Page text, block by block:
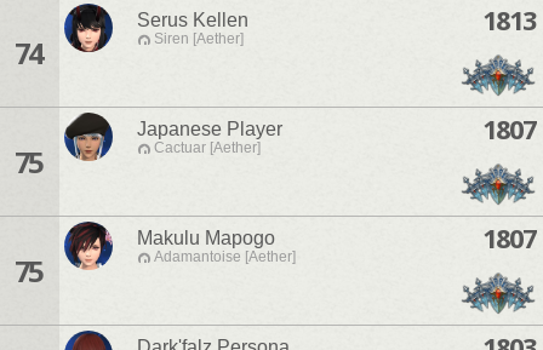
74
Serus Kellen
Siren [Aether]
1813
75
Japanese Player
Cactuar [Aether]
1807
75
Makulu Mapogo
Adamantoise [Aether]
1807